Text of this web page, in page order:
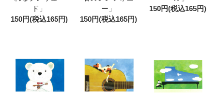
ド」
150円(税込165円)
ー」
150円(税込165円)
150円(税込165円)